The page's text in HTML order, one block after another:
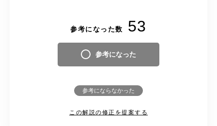
参考になった数 53
参考になった
参考にならなかった
この解説の修正を提案する